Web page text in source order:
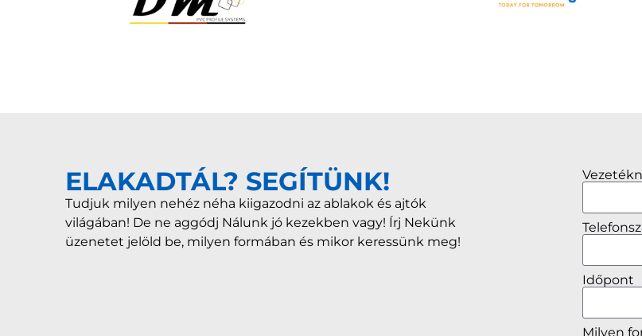
ELAKADTÁL? SEGÍTÜNK!
Tudjuk milyen nehéz néha kiigazodni az ablakok és ajtók
világában! De ne aggódj Nálunk jó kezekben vagy! Írj Nekünk
üzenetet jelöld be, milyen formában és mikor keressünk meg!
Időpont
Milyen